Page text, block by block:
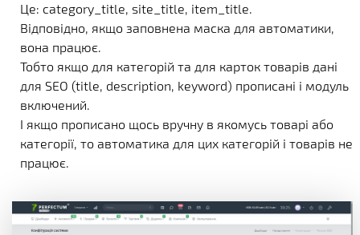
Це: category_title, site_title, item_title.
Відповідно, якщо заповнена маска для автоматики,
вона працює.
Тобто якщо для категорій та для карток товарів дані
для SEO (title, description, keyword) прописані і модуль
включений.
І якщо прописано щось вручну в якомусь товарі або
категорії, то автоматика для цих категорій і товарів не
працює.